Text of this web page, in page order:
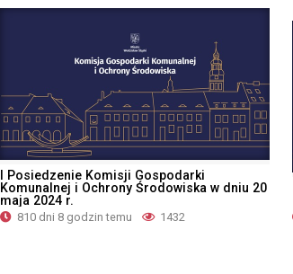
I Posiedzenie Komisji Gospodarki
Komunalnej i Ochrony Środowiska w dniu 20
maja 2024 r.
810 dni 8 godzin temu 1432